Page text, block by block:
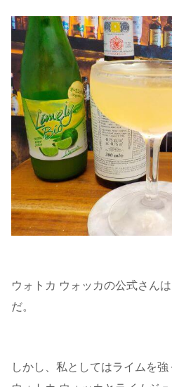
ウォトカ ウォッカの公式さん
だ。
しかし、私としてはライムを